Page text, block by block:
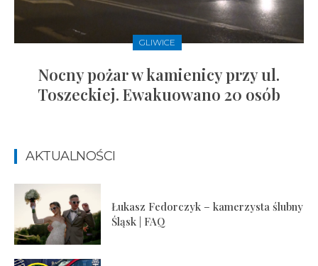
GLIWICE
Nocny pożar w kamienicy przy ul.
Toszeckiej. Ewakuowano 20 osób
AKTUALNOŚCI
Łukasz Fedorczyk – kamerzysta ślubny
Śląsk | FAQ